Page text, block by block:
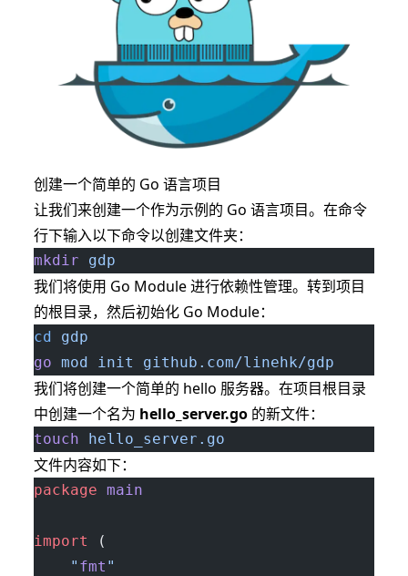
创建一个简单的 Go 语言项目
让我们来创建一个作为示例的 Go 语言项目。在命令
行下输入以下命令以创建文件夹：
mkdir gdp
我们将使用 Go Module 进行依赖性管理。转到项目
的根目录，然后初始化 Go Module：
cd gdp
go mod init github.com/linehk/gdp
我们将创建一个简单的 hello 服务器。在项目根目录
中创建一个名为 hello_server.go 的新文件：
touch hello_server.go
文件内容如下：
package main
import
(
	"
fmt "